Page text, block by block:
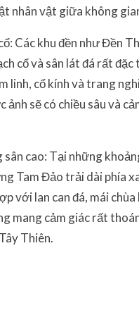
nhân vật giữa không
Các khu đền như Đền
cổ và sân lát đá rất
linh, cổ kính và trang
sẽ có chiều sâu và
cao: Tại những
Tam Đảo trải dài phía
với lan can đá, mái
mang cảm giác rất
Thiên.